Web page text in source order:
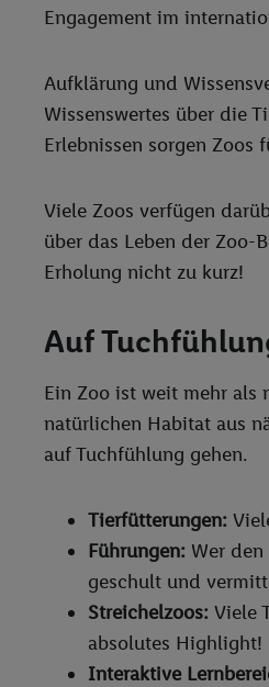
Engagement im
Aufklärung und
Wissenswertes über die
Erlebnissen sorgen Zoos
Viele Zoos verfügen
über das Leben der Zoo-
Erholung nicht zu kurz!
Auf
Ein Zoo ist weit mehr als
natürlichen Habitat aus
auf Tuchfühlung gehen.
Tierfütterungen:
Führungen: Wer
geschult und
Streichelzoos: Viele
absolutes Highlight!
Interaktive